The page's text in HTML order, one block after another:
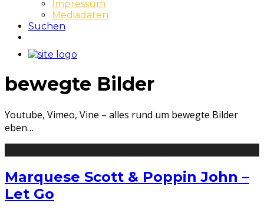
Impressum
Mediadaten
Suchen
bewegte Bilder
Youtube, Vimeo, Vine – alles rund um bewegte Bilder
eben…
Marquese Scott & Poppin John –
Let Go